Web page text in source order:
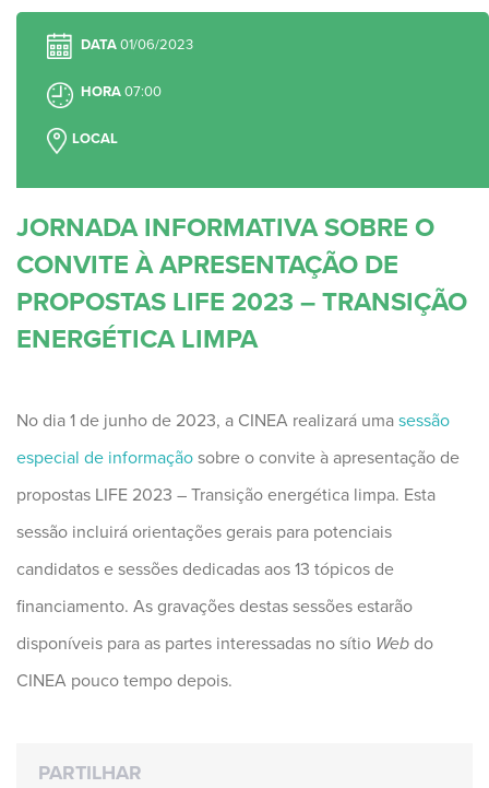
DATA01/06/2023
HORA07:00
LOCAL
JORNADA INFORMATIVA SOBRE O
CONVITE À APRESENTAÇÃO DE
PROPOSTAS LIFE 2023 – TRANSIÇÃO
ENERGÉTICA LIMPA
No dia 1 de junho de 2023, a CINEA realizará uma sessão
especial de informação sobre o convite à apresentação de
propostas LIFE 2023 – Transição energética limpa. Esta
sessão incluirá orientações gerais para potenciais
candidatos e sessões dedicadas aos 13 tópicos de
financiamento. As gravações destas sessões estarão
disponíveis para as partes interessadas no sítio Web do
CINEA pouco tempo depois.
PARTILHAR